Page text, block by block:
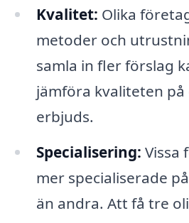
Kvalitet: Olika
metoder och
samla in fler förslag
jämföra kvaliteten
erbjuds.
Specialisering: Vissa
mer specialiserade
än andra. Att få tre